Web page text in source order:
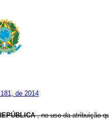
de 2014
, no uso da atribuição